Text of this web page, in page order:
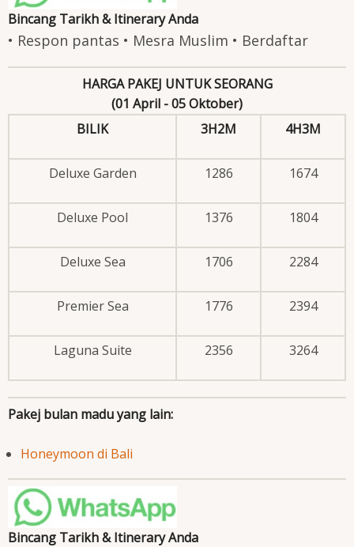
Bincang Tarikh & Itinerary Anda
• Respon pantas • Mesra Muslim • Berdaftar
HARGA PAKEJ UNTUK SEORANG
(01 April - 05 Oktober)
BILIK
3H2M 4H3M
Deluxe Garden 1286 1674
Deluxe Pool 1376 1804
Deluxe Sea 1706 2284
Premier Sea 1776 2394
Laguna Suite 2356 3264
Pakej bulan madu yang lain:
Honeymoon di Bali
Bincang Tarikh & Itinerary Anda